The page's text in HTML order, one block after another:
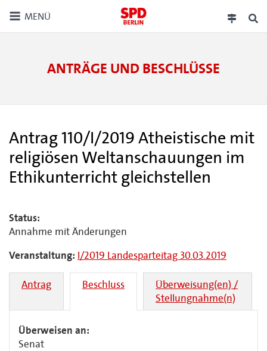
MENÜ
ANTRÄGE UND BESCHLÜSSE
Antrag 110/I/2019 Atheistische mit
religiösen Weltanschauungen im
Ethikunterricht gleichstellen
Status:
Annahme mit Änderungen
Veranstaltung: I/2019 Landesparteitag 30.03.2019
Antrag Beschluss
Überweisung(en) /
Stellungnahme(n)
Überweisen an:
Senat